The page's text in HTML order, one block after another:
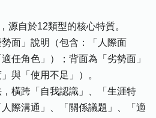
源自於12類型的核心特質。
面」說明（包含：「人際面
任角色」）；背面為「劣勢面」
與「使用不足」）。
橫跨「自我認識」、「生涯特
際溝通」、「關係議題」、「適